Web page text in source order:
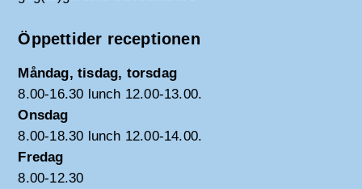
Öppettider receptionen
Måndag, tisdag, torsdag
8.00-16.30 lunch 12.00-13.00.
Onsdag
8.00-18.30 lunch 12.00-14.00.
Fredag
8.00-12.30